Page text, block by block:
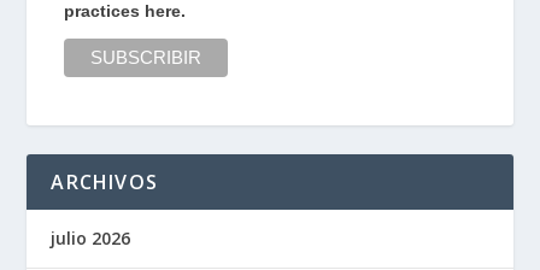
practices here.
ARCHIVOS
julio 2026